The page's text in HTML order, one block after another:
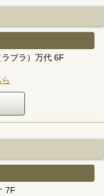
ブラ）万代 6F
7F